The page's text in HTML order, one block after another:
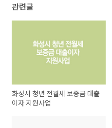
관련글
화성시 청년 전월세 보증금 대출
이자 지원사업